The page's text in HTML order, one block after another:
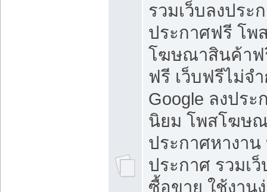
รวมเว็บลงประ
ประกาศฟรี โพ
โฆษณาสินค้าฟ
ฟรี เว็บฟรีไม่จ
Google ลงปร
นิยม โพสโฆษ
ประกาศหางาน
ประกาศ รวมเ
ซื้อขาย ใช้งาน